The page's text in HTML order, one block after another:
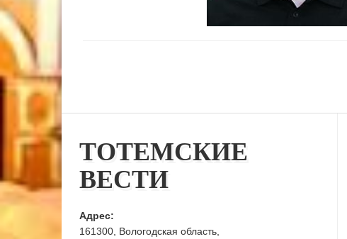
ТОТЕМСКИЕ
ВЕСТИ
Адрес:
161300, Вологодская область,